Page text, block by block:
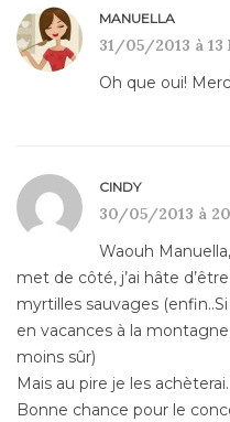
MANUELLA
31/05/2013 à
Oh que oui!
CINDY
30/05/2013 à
Waouh
met de côté, j’ai hâte
myrtilles sauvages
en vacances à la
moins sûr)
Mais au pire je les
Bonne chance pour le